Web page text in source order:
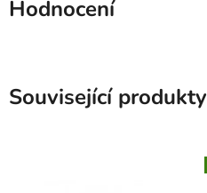
Hodnocení
Související produkty